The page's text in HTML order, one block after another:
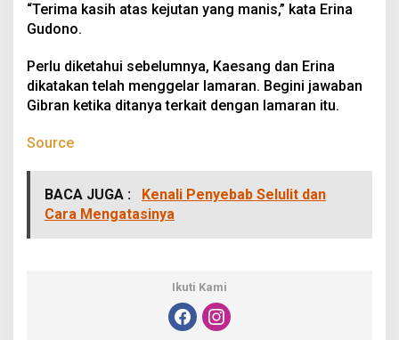
“Terima kasih atas kejutan yang manis,” kata Erina
Gudono.
Perlu diketahui sebelumnya, Kaesang dan Erina
dikatakan telah menggelar lamaran. Begini jawaban
Gibran ketika ditanya terkait dengan lamaran itu.
Source
BACA JUGA :
Kenali Penyebab Selulit dan
Cara Mengatasinya
Ikuti Kami